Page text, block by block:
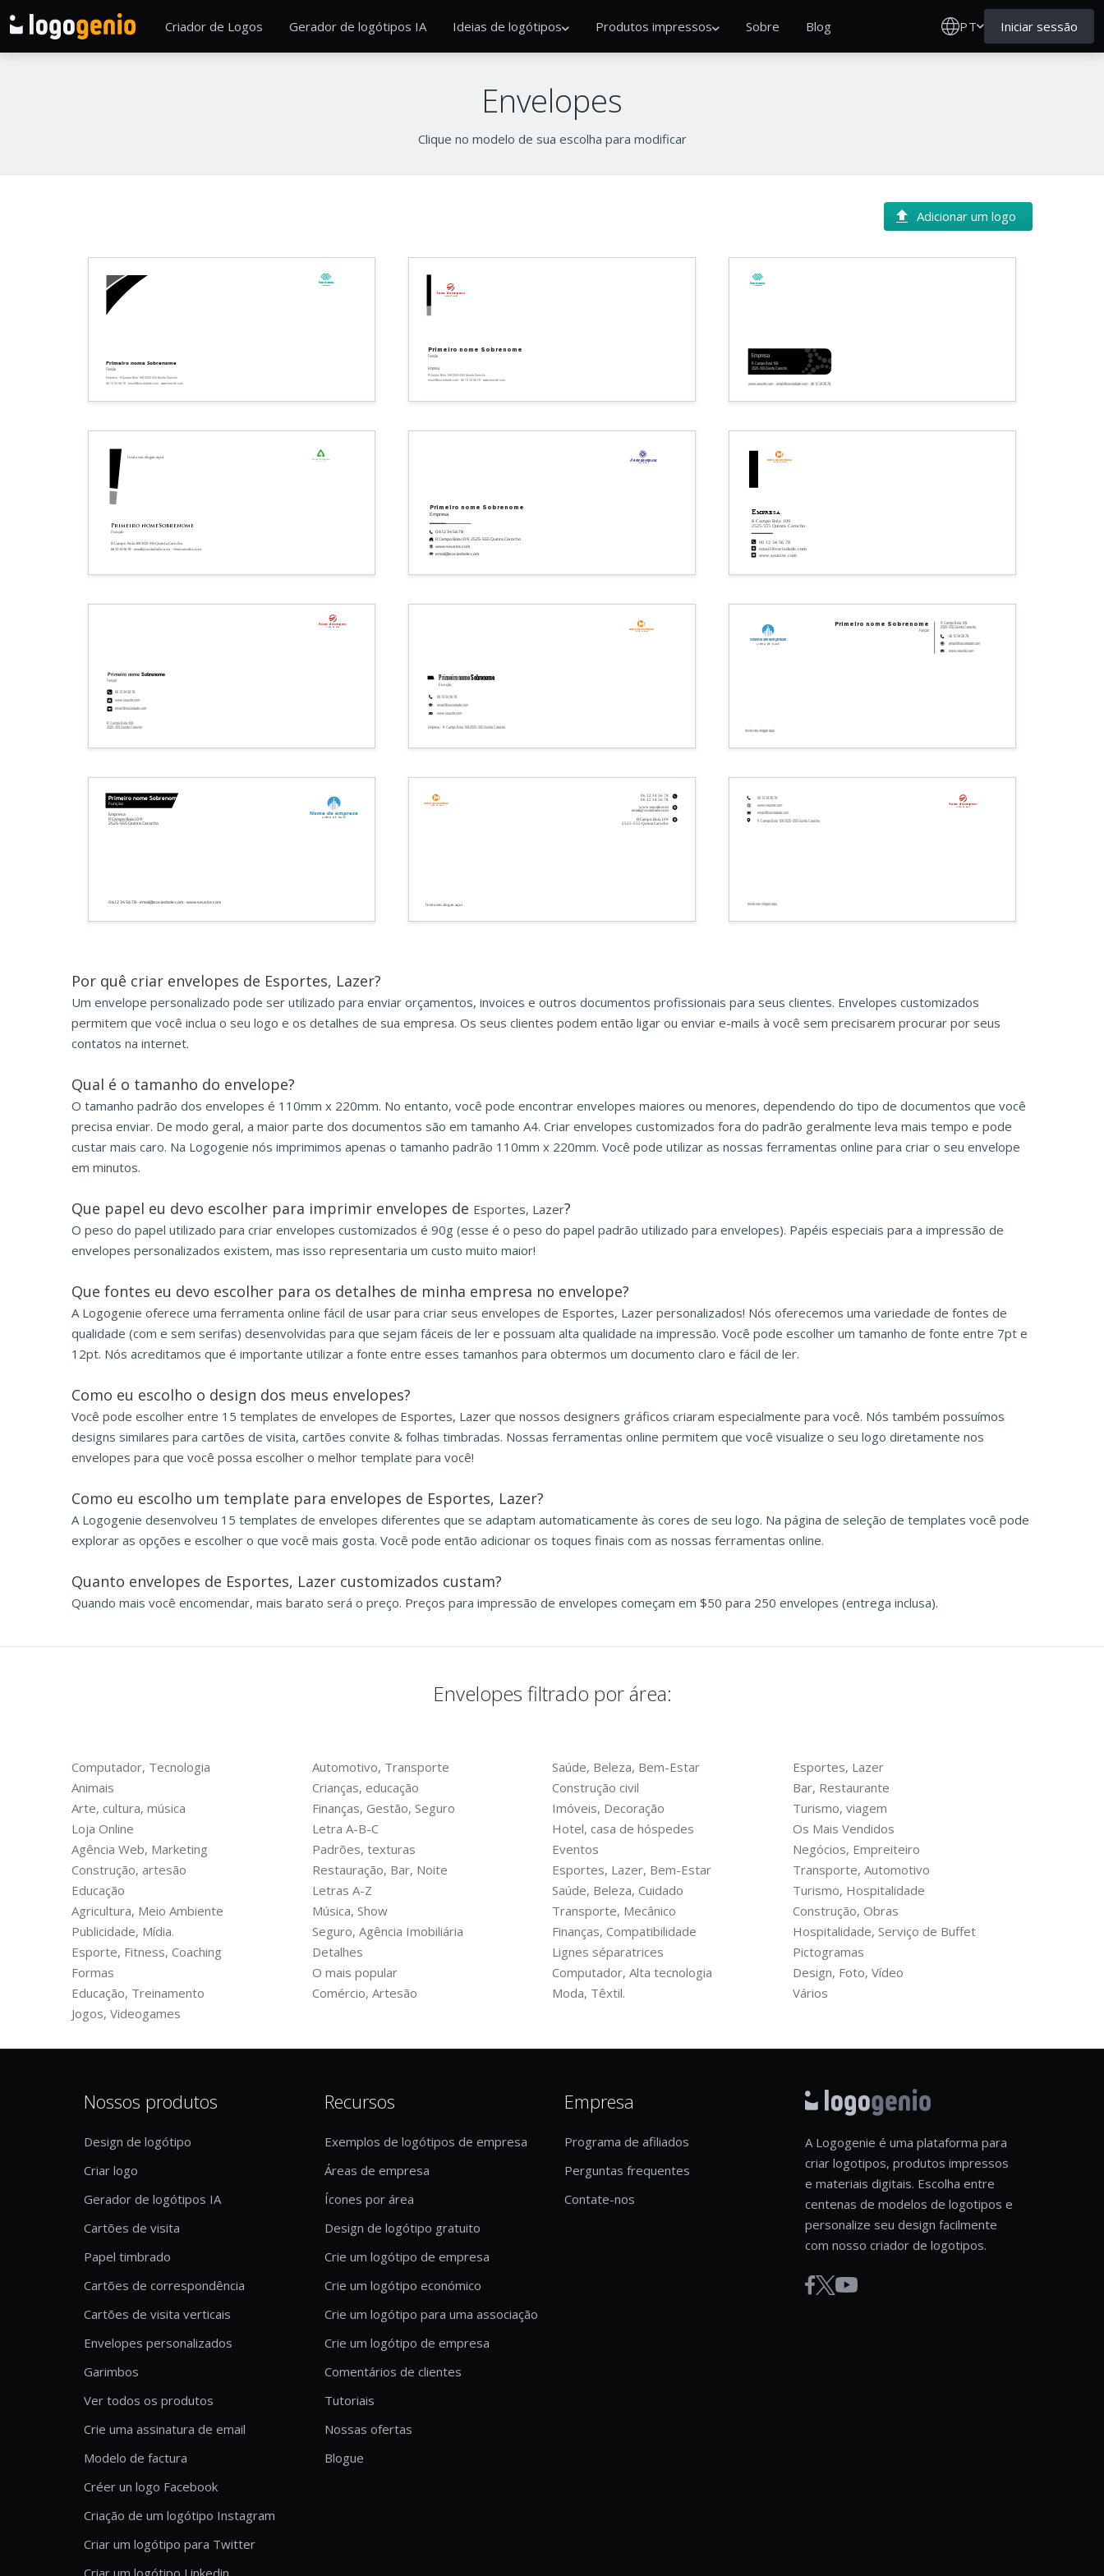
Criador de Logos Gerador de logótipos IA Ideias de logótipos Produtos impressos Sobre Blog PT Iniciar sessão
Envelopes
Clique no modelo de sua escolha para modificar
Adicionar um logo
06 12 34 56 78 - email@sociedade.com - www.seusite.com
Função
Empresa - R Campo Bola 109 2525-555 Quinta Carocho
Primeiro nomeSobrenome
Nome da empresa
R Campo Bola 109 2525-555 Quinta Carocho
email@sociedade.com - 06 12 34 56 78 - www.seusite.com
Empresa
Primeiro nome Sobrenome
Função
Nome da empresa
Linha de base
www.seusite.com - email@sociedade.com - 06 12 34 56 78
R Campo Bola 109
2525-555 Quinta Carocho
Empresa
Nome da empresa
06 12 34 56 78 - email@sociedade.com - www.seusite.com
R Campo Bola 109 2525-555 Quinta Carocho
Primeiro nomeSobrenome
Função
Insira seu slogan aqui Nome da empresa
email@sociedade.com
www.seusite.com
Empresa
06 12 34 56 78
R Campo Bola 109, 2525-555 Quinta Carocho
Primeiro nome Sobrenome
Nome da empresa
www.seusite.com
R Campo Bola 109
2525-555 Quinta Carocho
06 12 34 56 78
email@sociedade.com
Empresa
Nome da empresa
Linha de base
R Campo Bola 109
2525-555 Quinta Carocho
www.seusite.com
06 12 34 56 78
email@sociedade.com
Função
Primeiro nome Sobrenome
Nome da empresa
Linha de base
Empresa - R Campo Bola 109 2525-555 Quinta Carocho
email@sociedade.com
www.seusite.com
06 12 34 56 78
Função
Primeiro nomeSobrenome
Nome da empresa
Linha de base
Insira seu slogan aqui
www.seusite.com
06 12 34 56 78
email@sociedade.com
Primeiro nome Sobrenome
Função
R Campo Bola 109
2525-555 Quinta Carocho
Nome da empresa
Linha de base
06 12 34 56 78 - email@sociedade.com - www.seusite.com
Empresa
R Campo Bola 109
2525-555 Quinta Carocho
Primeiro nome Sobrenome
Função
Nome da empresa
Linha de base
Insira seu slogan aqui
R Campo Bola 109
2525-555 Quinta Carocho
www.seusite.com
email@sociedade.com
06 12 34 56 78
06 12 34 56 78
Nome da empresa
Linha de base
Insira seu slogan aqui
email@sociedade.com
R Campo Bola 109 2525-555 Quinta Carocho
06 12 34 56 78
www.seusite.com Nome da empresa
Linha de base
Por quê criar envelopes de Esportes, Lazer?
Um envelope personalizado pode ser utilizado para enviar orçamentos, invoices e outros documentos profissionais para seus clientes. Envelopes customizados
permitem que você inclua o seu logo e os detalhes de sua empresa. Os seus clientes podem então ligar ou enviar e-mails à você sem precisarem procurar por seus
contatos na internet.
Qual é o tamanho do envelope?
O tamanho padrão dos envelopes é 110mm x 220mm. No entanto, você pode encontrar envelopes maiores ou menores, dependendo do tipo de documentos que você
precisa enviar. De modo geral, a maior parte dos documentos são em tamanho A4. Criar envelopes customizados fora do padrão geralmente leva mais tempo e pode
custar mais caro. Na Logogenie nós imprimimos apenas o tamanho padrão 110mm x 220mm. Você pode utilizar as nossas ferramentas online para criar o seu envelope
em minutos.
Que papel eu devo escolher para imprimir envelopes de Esportes, Lazer?
O peso do papel utilizado para criar envelopes customizados é 90g (esse é o peso do papel padrão utilizado para envelopes). Papéis especiais para a impressão de
envelopes personalizados existem, mas isso representaria um custo muito maior!
Que fontes eu devo escolher para os detalhes de minha empresa no envelope?
A Logogenie oferece uma ferramenta online fácil de usar para criar seus envelopes de Esportes, Lazer personalizados! Nós oferecemos uma variedade de fontes de
qualidade (com e sem serifas) desenvolvidas para que sejam fáceis de ler e possuam alta qualidade na impressão. Você pode escolher um tamanho de fonte entre 7pt e
12pt. Nós acreditamos que é importante utilizar a fonte entre esses tamanhos para obtermos um documento claro e fácil de ler.
Como eu escolho o design dos meus envelopes?
Você pode escolher entre 15 templates de envelopes de Esportes, Lazer que nossos designers gráficos criaram especialmente para você. Nós também possuímos
designs similares para cartões de visita, cartões convite & folhas timbradas. Nossas ferramentas online permitem que você visualize o seu logo diretamente nos
envelopes para que você possa escolher o melhor template para você!
Como eu escolho um template para envelopes de Esportes, Lazer?
A Logogenie desenvolveu 15 templates de envelopes diferentes que se adaptam automaticamente às cores de seu logo. Na página de seleção de templates você pode
explorar as opções e escolher o que você mais gosta. Você pode então adicionar os toques finais com as nossas ferramentas online.
Quanto envelopes de Esportes, Lazer customizados custam?
Quando mais você encomendar, mais barato será o preço. Preços para impressão de envelopes começam em $50 para 250 envelopes (entrega inclusa).
Envelopes filtrado por área:
Computador, Tecnologia Automotivo, Transporte Saúde, Beleza, Bem-Estar
Esportes, Lazer
Animais
Crianças, educação Construção civil
Bar, Restaurante
Arte, cultura, música
Finanças, Gestão, Seguro Imóveis, Decoração
Turismo, viagem
Loja Online
Letra A-B-C Hotel, casa de hóspedes
Os Mais Vendidos
Agência Web, Marketing
Padrões, texturas Eventos
Negócios, Empreiteiro
Construção, artesão
Restauração, Bar, Noite Esportes, Lazer, Bem-Estar
Transporte, Automotivo
Educação
Letras A-Z Saúde, Beleza, Cuidado
Turismo, Hospitalidade
Agricultura, Meio Ambiente
Música, Show Transporte, Mecânico
Construção, Obras
Publicidade, Mídia.
Seguro, Agência Imobiliária Finanças, Compatibilidade
Hospitalidade, Serviço de Buffet
Esporte, Fitness, Coaching
Detalhes Lignes séparatrices
Pictogramas
Formas
O mais popular Computador, Alta tecnologia
Design, Foto, Vídeo
Educação, Treinamento
Comércio, Artesão Moda, Têxtil.
Vários
Jogos, Videogames
Nossos produtos
Design de logótipo
Criar logo
Gerador de logótipos IA
Cartões de visita
Papel timbrado
Cartões de correspondência
Cartões de visita verticais
Envelopes personalizados
Garimbos
Ver todos os produtos
Crie uma assinatura de email
Modelo de factura
Créer un logo Facebook
Criação de um logótipo Instagram
Criar um logótipo para Twitter
Criar um logótipo Linkedin
Recursos
Exemplos de logótipos de empresa
Áreas de empresa
Ícones por área
Design de logótipo gratuito
Crie um logótipo de empresa
Crie um logótipo económico
Crie um logótipo para uma associação
Crie um logótipo de empresa
Comentários de clientes
Tutoriais
Nossas ofertas
Blogue
Empresa
Programa de afiliados
Perguntas frequentes
Contate-nos
A Logogenie é uma plataforma para
criar logotipos, produtos impressos
e materiais digitais. Escolha entre
centenas de modelos de logotipos e
personalize seu design facilmente
com nosso criador de logotipos.